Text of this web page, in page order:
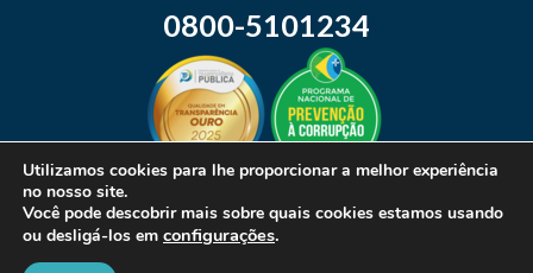
0800-5101234
Utilizamos cookies para lhe proporcionar a melhor experiência
no nosso site.
Você pode descobrir mais sobre quais cookies estamos usando
ou desligá-los em configurações.